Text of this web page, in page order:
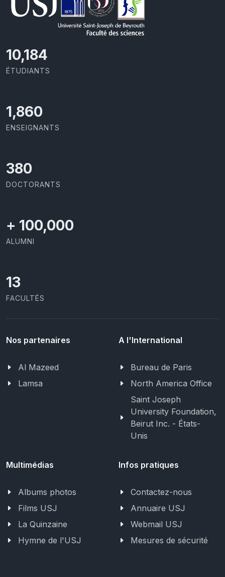
10,801
ÉTUDIANTS
1,973
ENSEIGNANTS
403
DOCTORANTS
+ 100,000
ALUMNI
13
FACULTÉS
Nos partenaires
Al Mazeed
Lamsa
A l'International
Bureau de Paris
North America Office
Saint Joseph
University Foundation,
Beirut Inc. - États-
Unis
Multimédias
Albums photos
Films USJ
La Quinzaine
Hymne de l'USJ
Infos pratiques
Contactez-nous
Annuaire USJ
Webmail USJ
Mesures de sécurité